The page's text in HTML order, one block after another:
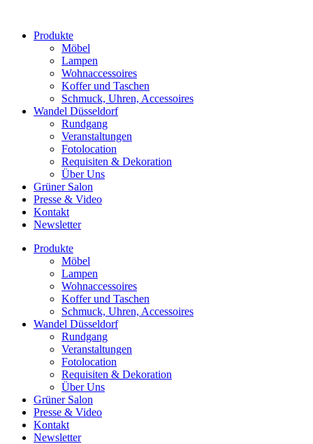
Produkte
Möbel
Lampen
Wohnaccessoires
Koffer und Taschen
Schmuck, Uhren, Accessoires
Wandel Düsseldorf
Rundgang
Veranstaltungen
Fotolocation
Requisiten & Dekoration
Über Uns
Grüner Salon
Presse & Video
Kontakt
Newsletter
Produkte
Möbel
Lampen
Wohnaccessoires
Koffer und Taschen
Schmuck, Uhren, Accessoires
Wandel Düsseldorf
Rundgang
Veranstaltungen
Fotolocation
Requisiten & Dekoration
Über Uns
Grüner Salon
Presse & Video
Kontakt
Newsletter